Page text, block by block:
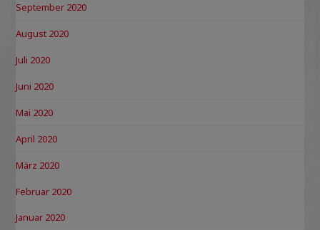
September 2020
August 2020
Juli 2020
Juni 2020
Mai 2020
April 2020
März 2020
Februar 2020
Januar 2020